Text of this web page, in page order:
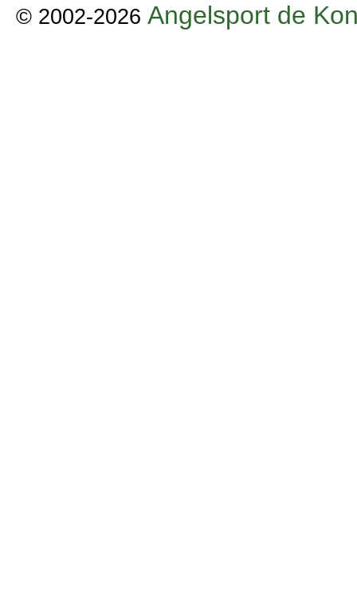
© 2002-2026 Angelsport de